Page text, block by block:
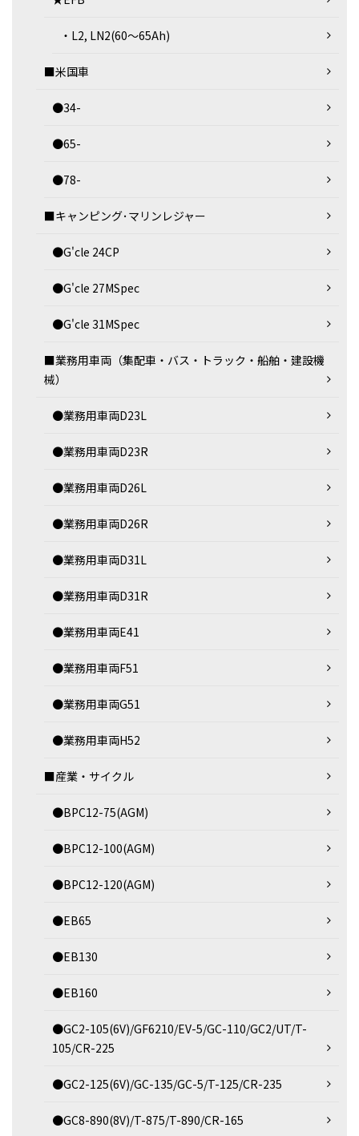
・L2, LN2(60～65Ah)
■米国車
●34-
●65-
●78-
■キャンピング･マリンレジャー
●G'cle 24CP
●G'cle 27MSpec
●G'cle 31MSpec
■業務用車両（集配車・バス・トラック・船舶・建設機
械）
●業務用車両D23L
●業務用車両D23R
●業務用車両D26L
●業務用車両D26R
●業務用車両D31L
●業務用車両D31R
●業務用車両E41
●業務用車両F51
●業務用車両G51
●業務用車両H52
■産業・サイクル
●BPC12-75(AGM)
●BPC12-100(AGM)
●BPC12-120(AGM)
●EB65
●EB130
●EB160
●GC2-105(6V)/GF6210/EV-5/GC-110/GC2/UT/T-
105/CR-225
●GC2-125(6V)/GC-135/GC-5/T-125/CR-235
●GC8-890(8V)/T-875/T-890/CR-165